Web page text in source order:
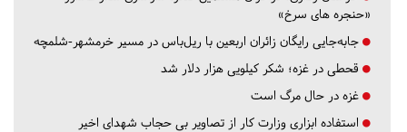
«حنجره های سرخ»
جابه‌جایی رایگان زائران اربعین با ریل‌باس در مسیر خرمشهر-شلمچه
قحطی در غزه؛ شکر کیلویی هزار دلار شد
غزه در حال مرگ است
استفاده ابزاری وزارت کار از تصاویر بی حجاب شهدای اخیر